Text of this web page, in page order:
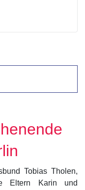
Tobias Tholen,
Eltern Karin und